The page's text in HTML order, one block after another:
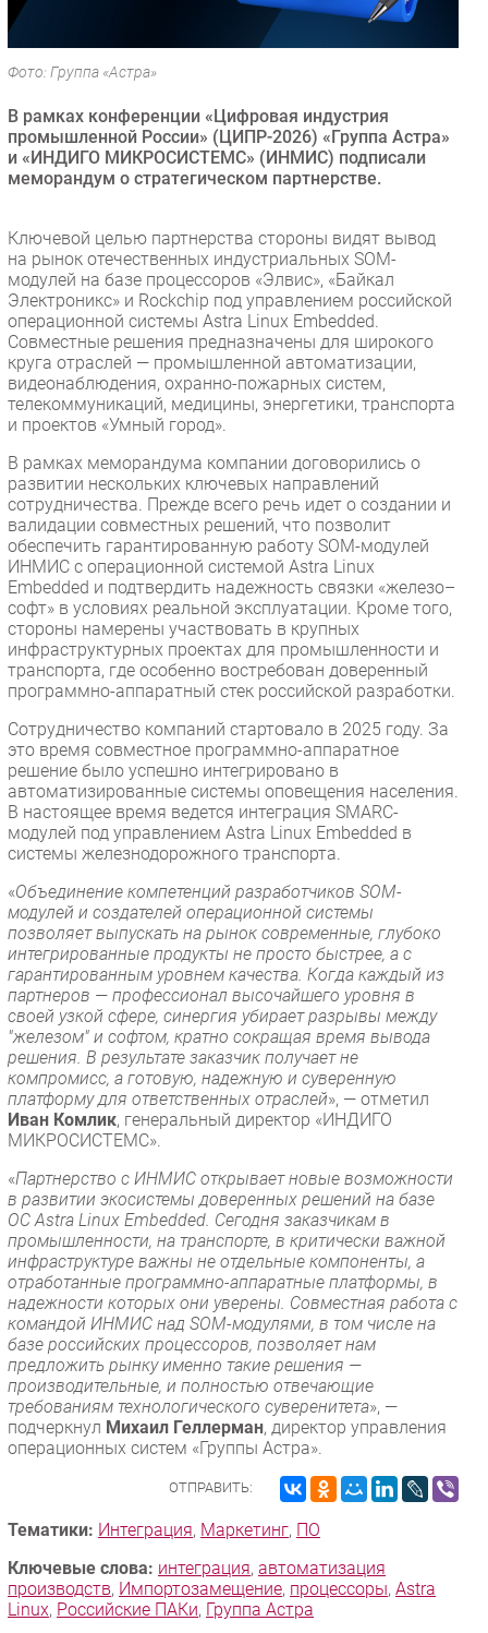
Гаджеты
Здоровье
Новости
Аналитика
Интервью
Мероприятия
Проекты
IT класс
Каталог компаний
Фото: Группа «Астра»
В рамках конференции «Цифровая индустрия
промышленной России» (ЦИПР-2026) «Группа Астра»
и «ИНДИГО МИКРОСИСТЕМС» (ИНМИС) подписали
меморандум о стратегическом партнерстве.
Ключевой целью партнерства стороны видят вывод
на рынок отечественных индустриальных SOM-
модулей на базе процессоров «Элвис», «Байкал
Электроникс» и Rockchip под управлением российской
операционной системы Astra Linux Embedded.
Совместные решения предназначены для широкого
круга отраслей — промышленной автоматизации,
видеонаблюдения, охранно-пожарных систем,
телекоммуникаций, медицины, энергетики, транспорта
и проектов «Умный город».
В рамках меморандума компании договорились о
развитии нескольких ключевых направлений
сотрудничества. Прежде всего речь идет о создании и
валидации совместных решений, что позволит
обеспечить гарантированную работу SOM-модулей
ИНМИС с операционной системой Astra Linux
Embedded и подтвердить надежность связки «железо–
софт» в условиях реальной эксплуатации. Кроме того,
стороны намерены участвовать в крупных
инфраструктурных проектах для промышленности и
транспорта, где особенно востребован доверенный
программно-аппаратный стек российской разработки.
Сотрудничество компаний стартовало в 2025 году. За
это время совместное программно-аппаратное
решение было успешно интегрировано в
автоматизированные системы оповещения населения.
В настоящее время ведется интеграция SMARC-
модулей под управлением Astra Linux Embedded в
системы железнодорожного транспорта.
«Объединение компетенций разработчиков SOM-
модулей и создателей операционной системы
позволяет выпускать на рынок современные, глубоко
интегрированные продукты не просто быстрее, а с
гарантированным уровнем качества. Когда каждый из
партнеров — профессионал высочайшего уровня в
своей узкой сфере, синергия убирает разрывы между
"железом" и софтом, кратно сокращая время вывода
решения. В результате заказчик получает не
компромисс, а готовую, надежную и суверенную
платформу для ответственных отраслей», — отметил
Иван Комлик, генеральный директор «ИНДИГО
МИКРОСИСТЕМС».
«Партнерство с ИНМИС открывает новые возможности
в развитии экосистемы доверенных решений на базе
ОС Astra Linux Embedded. Сегодня заказчикам в
промышленности, на транспорте, в критически важной
инфраструктуре важны не отдельные компоненты, а
отработанные программно-аппаратные платформы, в
надежности которых они уверены. Совместная работа с
командой ИНМИС над SOM-модулями, в том числе на
базе российских процессоров, позволяет нам
предложить рынку именно такие решения —
производительные, и полностью отвечающие
требованиям технологического суверенитета», —
подчеркнул Михаил Геллерман, директор управления
операционных систем «Группы Астра».
ОТПРАВИТЬ:
Тематики: Интеграция, Маркетинг, ПО
Ключевые слова: интеграция, автоматизация
производств, Импорто­замещение, процессоры, Astra
Linux, Российские ПАКи, Группа Астра